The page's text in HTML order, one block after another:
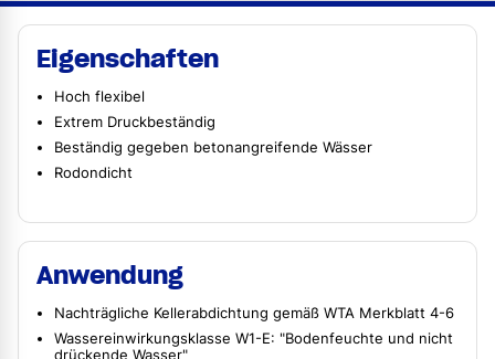
Eigenschaften
Hoch flexibel
Extrem Druckbeständig
Beständig gegeben betonangreifende Wässer
Rodondicht
Anwendung
Nachträgliche Kellerabdichtung gemäß WTA Merkblatt 4-6
Wassereinwirkungsklasse W1-E: "Bodenfeuchte und nicht
drückende Wasser"